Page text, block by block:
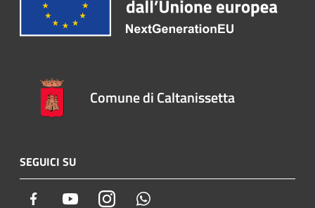
Comune di Caltanissetta
SEGUICI SU
Facebook YoutubeInstagram